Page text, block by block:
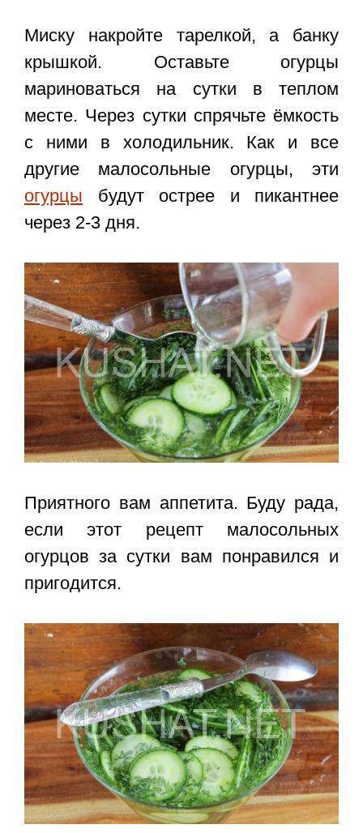
Миску накройте тарелкой, а банку
крышкой. Оставьте огурцы
мариноваться на сутки в теплом
месте. Через сутки спрячьте ёмкость
с ними в холодильник. Как и все
другие малосольные огурцы, эти
огурцы будут острее и пикантнее
через 2-3 дня.
Приятного вам аппетита. Буду рада,
если этот рецепт малосольных
огурцов за сутки вам понравился и
пригодится.